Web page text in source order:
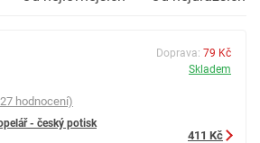
hodnocení)
- český potisk
Doprava: 79 Kč
Skladem
411 Kč